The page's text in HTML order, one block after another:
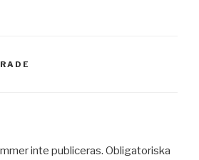
inte publiceras. Obligatoriska